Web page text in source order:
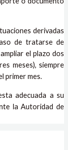
derivadas
de tratarse de
el plazo dos
meses), siempre
primer mes.
adecuada a su
la Autoridad de